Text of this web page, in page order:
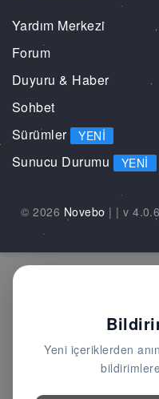
Yardım Merkezi
Forum
Duyuru & Haber
Sohbet
Sürümler YENI
Sunucu Durumu YENI
© 2026 Novebo | | v
Yeni içeriklerden